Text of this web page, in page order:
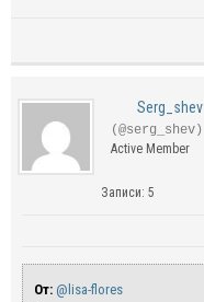
Serg_shev
(@serg_shev)
Active Member
Записи: 5
От: @lisa-flores